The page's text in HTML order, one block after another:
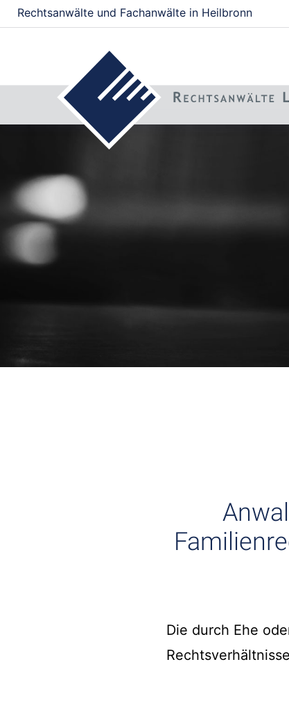
Rechtsanwälte und Fachanwälte in Heilbronn
Die durch Ehe